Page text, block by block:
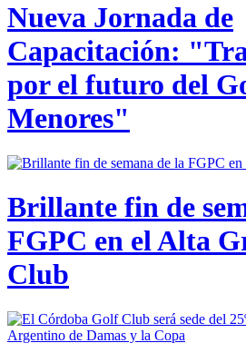
Nueva Jornada de
Capacitación:
por el futuro del
Menores"
Brillante fin de
FGPC en el Alta
Club